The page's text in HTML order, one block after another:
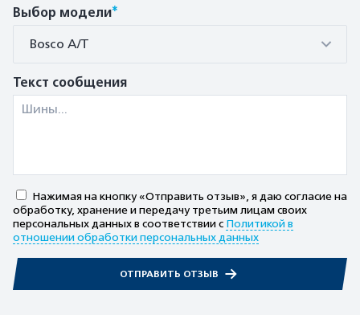
Выбор модели*
Bosco A/T
Текст сообщения
Нажимая на кнопку «Отправить отзыв», я даю согласие на
обработку, хранение и передачу третьим лицам своих
персональных данных в соответствии с Политикой в
отношении обработки персональных данных
ОТПРАВИТЬ ОТЗЫВ